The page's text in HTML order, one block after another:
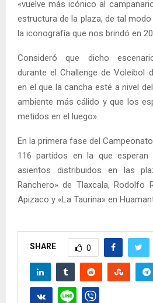
«vuelve más icónico al
estructura de la plaza, de tal
la iconografía que nos brindó en
Consideró que dicho
durante el Challenge de Voleibol
en el que la cancha esté a nivel
ambiente más cálido y que los
metidos en el luego».
En la primera fase del
116 partidos en la que
asientos distribuidos en las
Ranchero» de Tlaxcala, Rodolfo
Apizaco y «La Taurina» en
SHARE 0